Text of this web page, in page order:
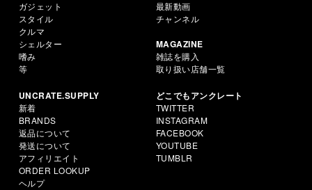
ガジェット
スタイル
クルマ
シェルター
嗜み
等
最新動画
チャンネル
MAGAZINE
雑誌を購入
取り扱い店舗一覧
UNCRATE.SUPPLY
新着
BRANDS
返品について
発送について
アフィリエイト
ORDER LOOKUP
ヘルプ
どこでもアンクレート
TWITTER
INSTAGRAM
FACEBOOK
YOUTUBE
TUMBLR